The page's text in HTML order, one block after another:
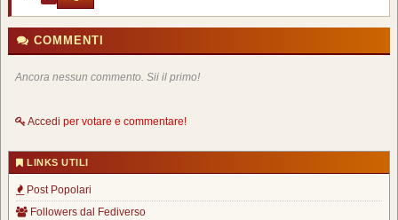
COMMENTI
Ancora nessun commento. Sii il primo!
Accedi per votare e commentare!
LINKS UTILI
Post Popolari
Followers dal Fediverso